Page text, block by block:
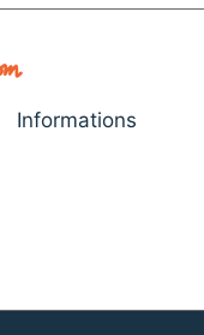
Informations